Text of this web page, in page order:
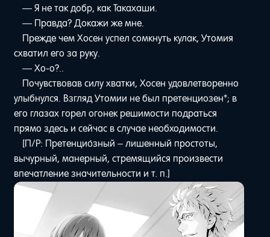
— Я не так добр, как Такахаши.
— Правда? Докажи же мне.
Прежде чем Хосен успел сомкнуть кулак, Утомия
схватил его за руку.
— Хо-о?..
Почувствовав силу хватки, Хосен удовлетворенно
улыбнулся. Взгляд Утомии не был претенциозен*; в
его глазах горел огонек решимости подраться
прямо здесь и сейчас в случае необходимости.
[П/Р: Претенцио́зный – лишенный простоты,
вычурный, манерный, стремящийся произвести
впечатление значительности и т. п.]